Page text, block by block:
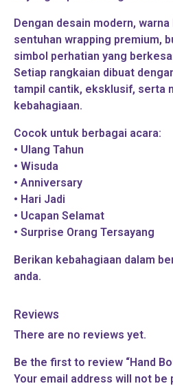
Dengan desain modern, warna
sentuhan wrapping premium,
simbol perhatian yang
Setiap rangkaian dibuat
tampil cantik, eksklusif, serta
kebahagiaan.
Cocok untuk berbagai acara:
• Ulang Tahun
• Wisuda
• Anniversary
• Hari Jadi
• Ucapan Selamat
• Surprise Orang Tersayang
Berikan kebahagiaan dalam
anda.
Reviews
There are no reviews yet.
Be the first to review “Hand
Your email address will not be